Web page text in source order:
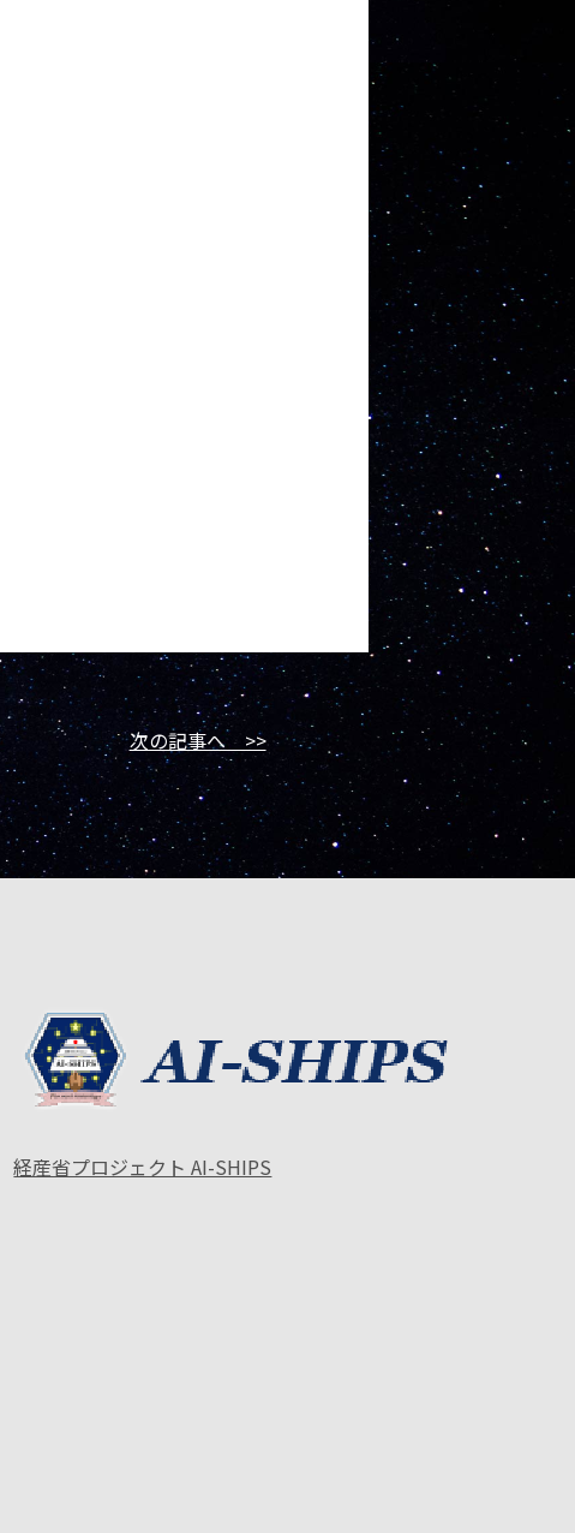
次の記事へ >>
経産省プロジェクト AI-SHIPS